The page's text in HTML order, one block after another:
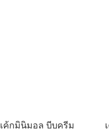
เค้กมินิมอล บีบครีม